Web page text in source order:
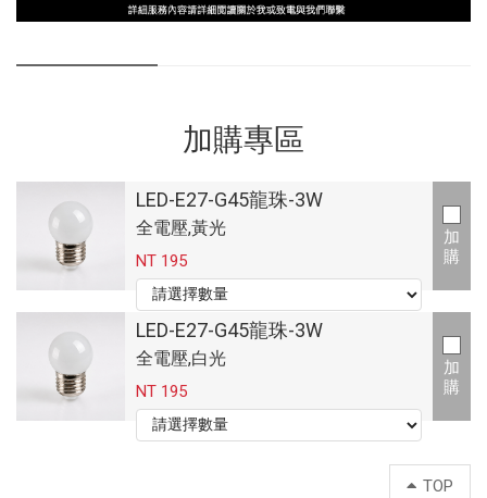
加購專區
LED-E27-G45龍珠-3W
全電壓,黃光
NT 195
加
購
LED-E27-G45龍珠-3W
全電壓,白光
NT 195
加
購
TOP